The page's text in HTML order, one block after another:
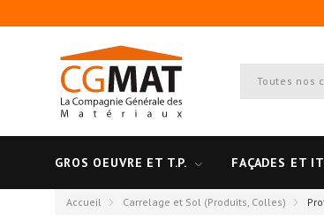
GROS OEUVRE ET T.P. FAÇADES ET
Accueil Carrelage et Sol (Produits, Colles)